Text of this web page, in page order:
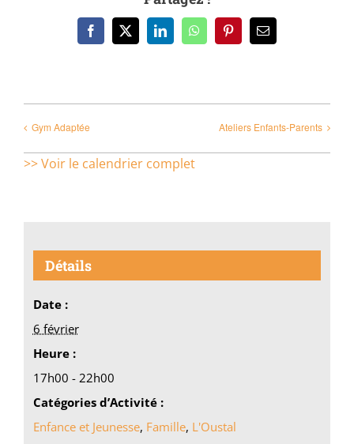
Facebook
X LinkedInWhatsAppPinterestEmail
Gym Adaptée Ateliers Enfants-Parents
>> Voir le calendrier complet
Détails
Date :
6 février
Heure :
17h00 - 22h00
Catégories d’Activité :
Enfance et Jeunesse, Famille, L'Oustal